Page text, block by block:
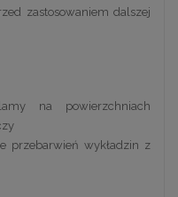
zastosowaniem dalszej
na powierzchniach
przebarwień wykładzin z